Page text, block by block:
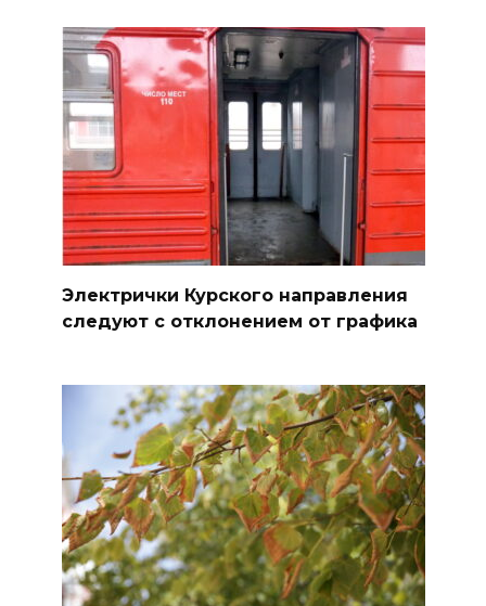
Электрички Курского направления
следуют с отклонением от графика